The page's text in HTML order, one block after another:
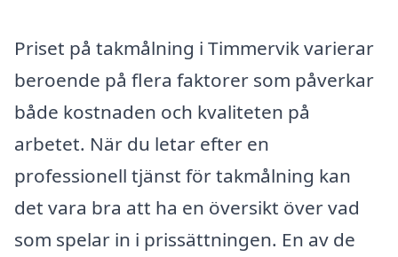
Priset på takmålning i Timmervik varierar
beroende på flera faktorer som påverkar
både kostnaden och kvaliteten på
arbetet. När du letar efter en
professionell tjänst för takmålning kan
det vara bra att ha en översikt över vad
som spelar in i prissättningen. En av de